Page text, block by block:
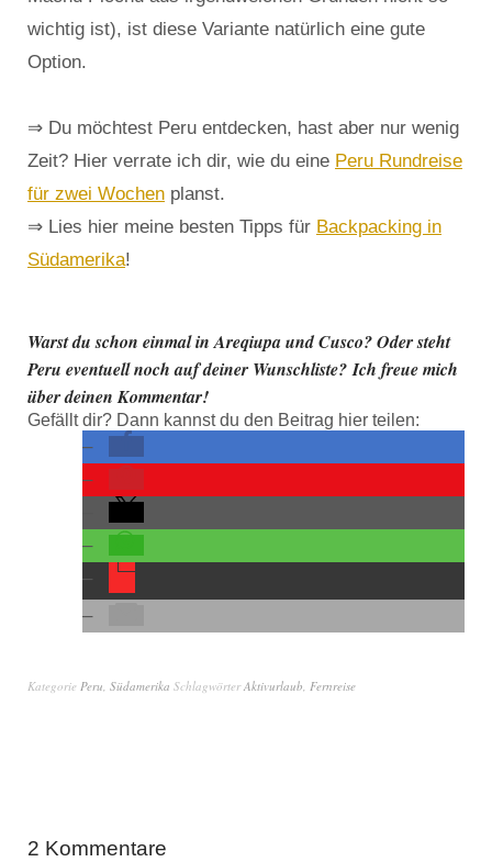
wichtig ist), ist diese Variante natürlich eine gute
Option.
⇒ Du möchtest Peru entdecken, hast aber nur wenig
Zeit? Hier verrate ich dir, wie du eine Peru Rundreise
für zwei Wochen planst.
⇒ Lies hier meine besten Tipps für Backpacking in
Südamerika!
Warst du schon einmal in Areqiupa und Cusco? Oder steht
Peru eventuell noch auf deiner Wunschliste? Ich freue mich
über deinen Kommentar!
Gefällt dir? Dann kannst du den Beitrag hier teilen:
Kategorie Peru, Südamerika SchlagwörterAktivurlaub, Fernreise
2 Kommentare